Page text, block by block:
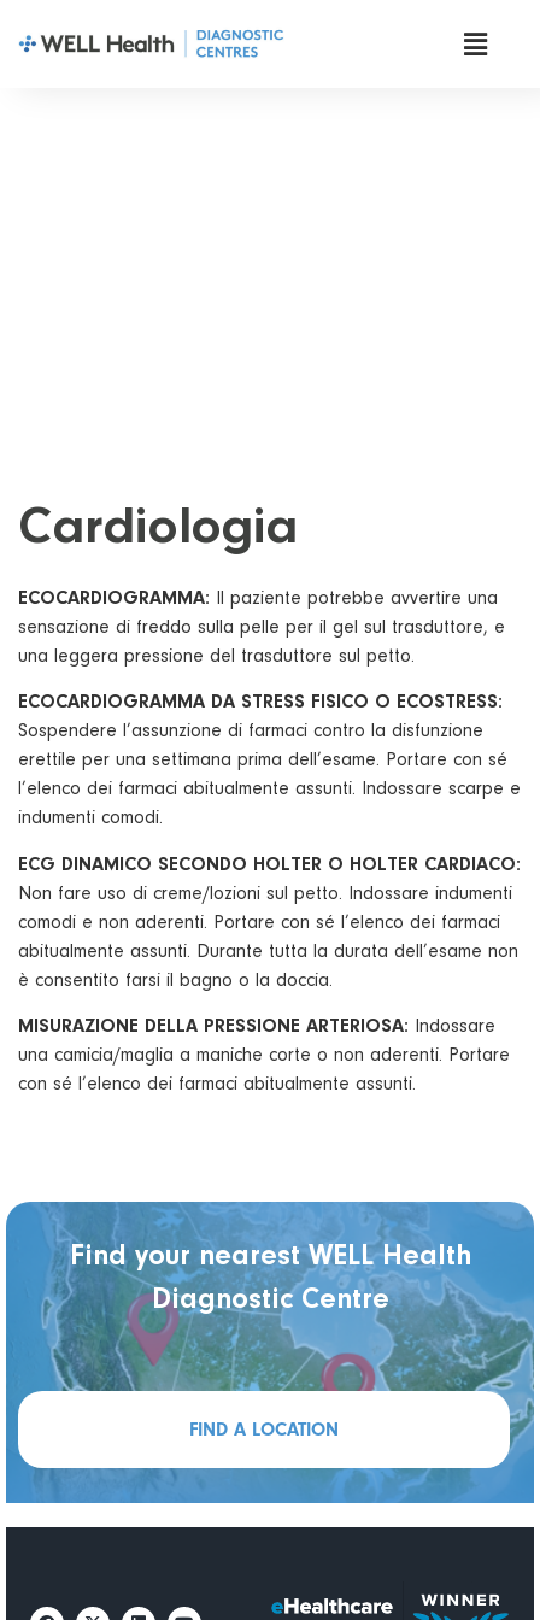
Cardiologia
ECOCARDIOGRAMMA:
Il paziente potrebbe avvertire una
sensazione di freddo sulla pelle per il gel sul trasduttore, e
una leggera pressione del trasduttore sul petto.
ECOCARDIOGRAMMA DA STRESS FISICO O ECOSTRESS:
Sospendere l’assunzione di farmaci contro la disfunzione
erettile per una settimana prima dell’esame. Portare con sé
l’elenco dei farmaci abitualmente assunti. Indossare scarpe e
indumenti comodi.
ECG DINAMICO SECONDO HOLTER O HOLTER CARDIACO:
Non fare uso di creme/lozioni sul petto. Indossare indumenti
comodi e non aderenti. Portare con sé l’elenco dei farmaci
abitualmente assunti. Durante tutta la durata dell’esame non
è consentito farsi il bagno o la doccia.
MISURAZIONE DELLA PRESSIONE ARTERIOSA: Indossare
una camicia/maglia a maniche corte o non aderenti. Portare
con sé l’elenco dei farmaci abitualmente assunti.
Find your nearest WELL Health
Diagnostic Centre
FIND A LOCATION